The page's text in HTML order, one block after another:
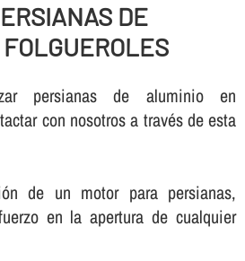
DE
persianas de aluminio en
con nosotros a través de esta
de un motor para persianas,
en la apertura de cualquier